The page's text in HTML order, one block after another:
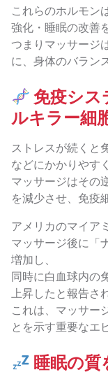
これらのホルモン
強化・睡眠の改善
つまりマッサージ
に、身体のバラン
免疫シス
ルキラー細
ストレスが続くと
などにかかりやす
マッサージはその
を減少させ、免疫
アメリカのマイア
マッサージ後に「
増加し、
同時に白血球内の
上昇したと報告さ
これは、マッサー
とを示す重要なエ
睡眠の質